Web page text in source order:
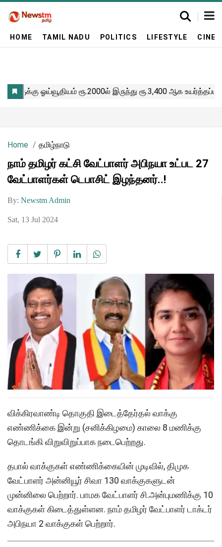
HOME TAMIL NADU POLITICS LIFESTYLE
Home தமிழ்நாடு
நாம் தமிழர் கட்சி வேட்பாளர் அபிநயா உட்பட 27
வேட்பாளர்கள் டெபாசிட் இழந்தனர்..!
By: Newstm Admin
Sat, 13 Jul 2024
விக்கிரவாண்டி தொகுதி இடைத்தேர்தல் வாக்கு
எண்ணிக்கை இன்று (சனிக்கிழமை) காலை 8 மணிக்கு
தொடங்கி விறுவிறுப்பாக நடைபெற்றது.
தபால் வாக்குகள் எண்ணிக்கையின் முடிவில், திமுக
வேட்பாளர் அன்னியூர் சிவா 130 வாக்குகளுடன்
முன்னிலை பெற்றார். பாமக வேட்பாளர் சி.அன்புமணிக்கு 10
வாக்குகள் கிடைத்துள்ளன. நாம் தமிழர் வேட்பாளர் டாக்டர்
அபிநயா 2 வாக்குகள் பெற்றார்.